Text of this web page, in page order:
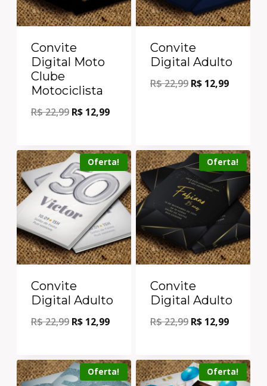
Convite
Digital Moto
Clube
Motociclista
R$22,99 R$ 12,99
Convite
Digital Adulto
R$22,99 R$ 12,99
Oferta!
Convite
Digital Adulto
R$22,99 R$ 12,99
Oferta!
Convite
Digital Adulto
R$22,99 R$ 12,99
Oferta! Oferta!